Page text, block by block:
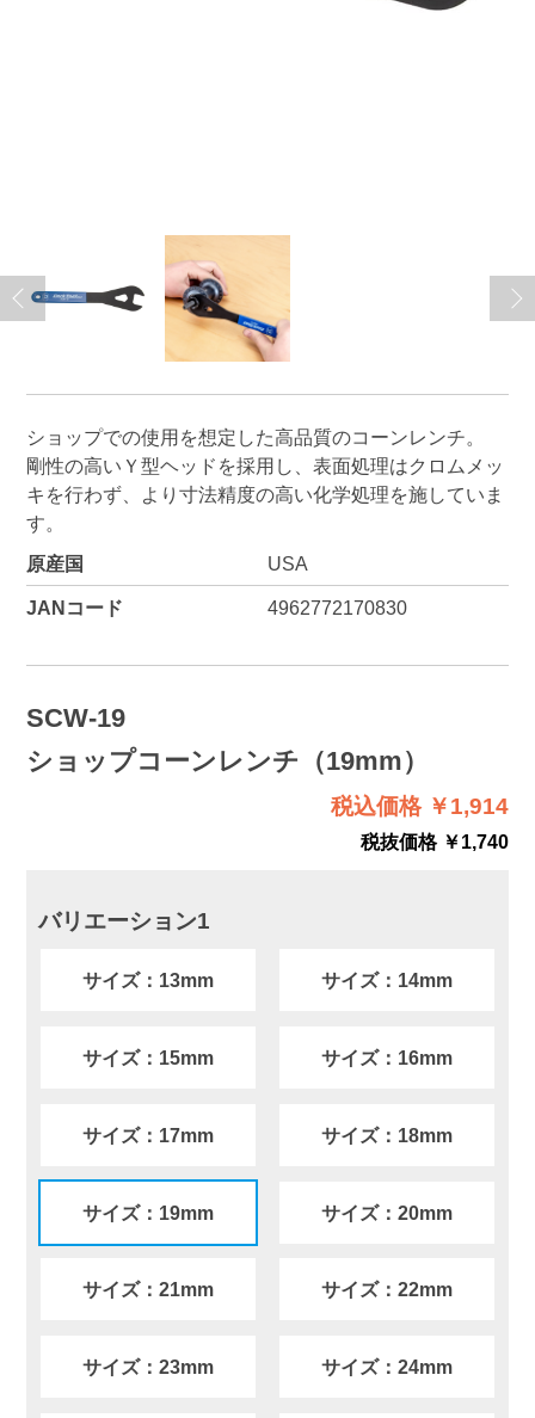
ショップでの使用を想定した高品質のコーンレンチ。
剛性の高いＹ型ヘッドを採用し、表面処理はクロムメッ
キを行わず、より寸法精度の高い化学処理を施していま
す。
原産国
USA
JANコード 4962772170830
SCW-19
ショップコーンレンチ（19mm）
税込価格 ￥1,914
税抜価格 ￥1,740
バリエーション1
サイズ：13mm サイズ：14mm
サイズ：15mm サイズ：16mm
サイズ：17mm サイズ：18mm
サイズ：19mm サイズ：20mm
サイズ：21mm サイズ：22mm
サイズ：23mm サイズ：24mm